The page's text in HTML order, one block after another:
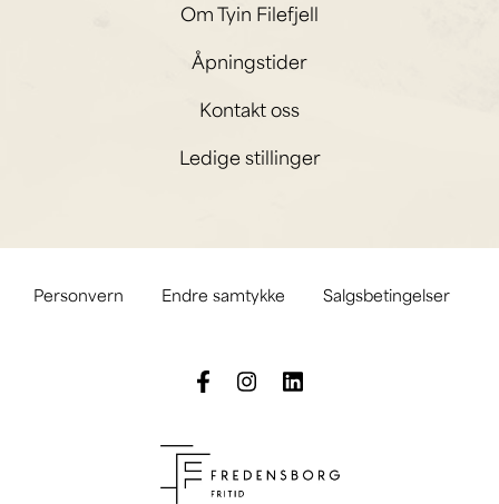
Om Tyin Filefjell
Åpningstider
Kontakt oss
Ledige stillinger
Personvern Endre samtykke Salgsbetingelser